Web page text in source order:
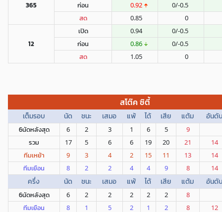
365 ก่อน 0.92 0/-0.5
สด 0.85 0
12
เปิด 0.94 0/-0.5
ก่อน 0.86 0/-0.5
สด 1.05 0
สโต๊ค ซิตี้
เต็มรอบ นัด ชนะ เสมอ แพ้ ได้ เสีย แต้ม อันดั
6นัดหลังสุด 6 2 3 1 6 5 9
รวม 17 5 6 6 19 20 21 14
ทีมเหย้า 9 3 4 2 15 11 13 14
ทีมเยือน 8 2 2 4 4 9 8 14
ครึ่ง นัด ชนะ เสมอ แพ้ ได้ เสีย แต้ม อันดั
6นัดหลังสุด 6 2 2 2 2 2 8
ทีมเยือน 8 1 5 2 1 2 8 12